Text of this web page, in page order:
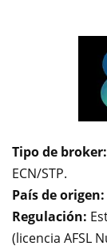
Tipo de broker:
ECN/STP.
País de origen:
Regulación:
(licencia AFSL